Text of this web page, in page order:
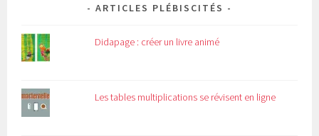
ARTICLES PLÉBISCITÉS
Didapage : créer un livre animé
Les tables multiplications se révisent en ligne